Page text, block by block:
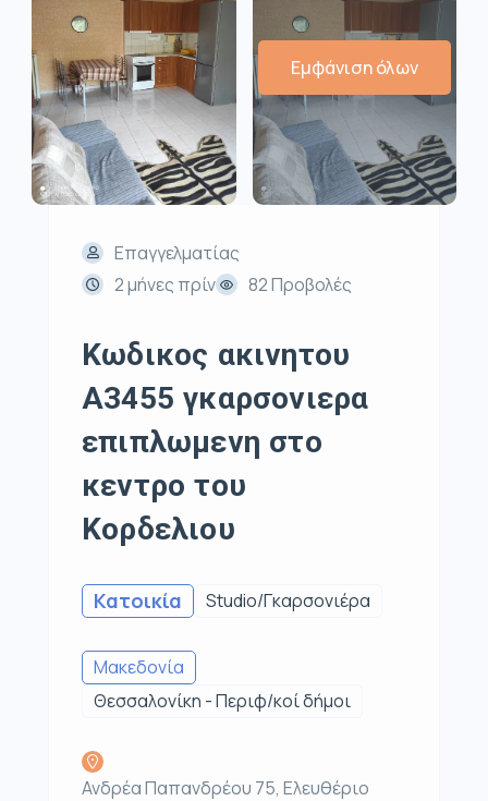
Εμφάνιση όλων
Επαγγελματίας
2 μήνες πρίν
82 Προβολές
Κωδικος ακινητου
Α3455 γκαρσονιερα
επιπλωμενη στο
κεντρο του
Κορδελιου
Κατοικία Studio/Γκαρσονιέρα
Μακεδονία
Θεσσαλονίκη - Περιφ/κοί δήμοι
Ανδρέα Παπανδρέου 75, Ελευθέριο